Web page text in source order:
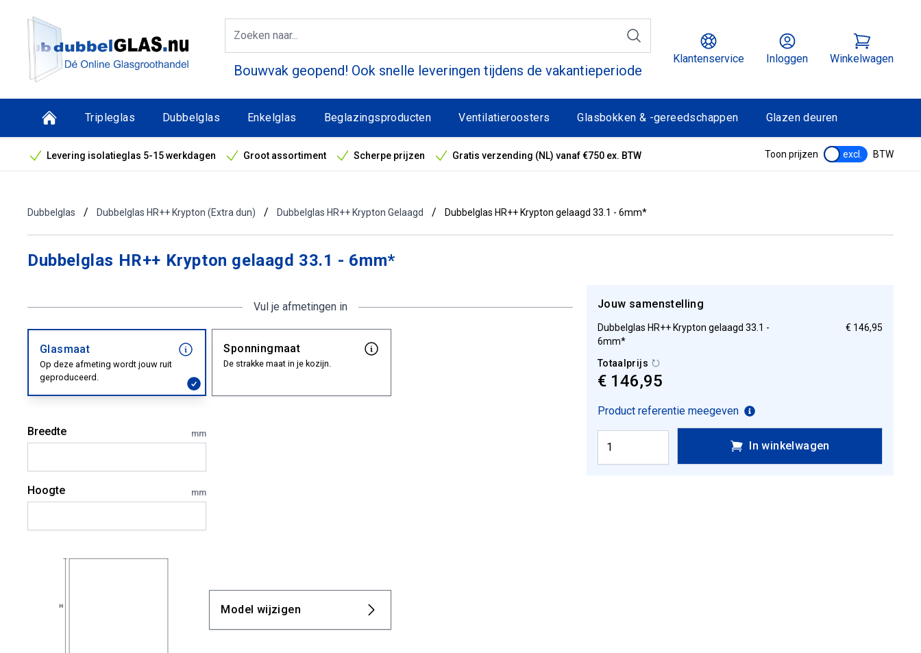
Bouwvak geopend! Ook snelle leveringen tijdens de vakantieperiode
Klantenservice Inloggen Winkelwagen
Tripleglas Dubbelglas Enkelglas Beglazingsproducten Ventilatieroosters Glasbokken & -gereedschappen Glazen deuren
Levering isolatieglas 5-15 werkdagen Groot assortiment Scherpe prijzen
Gratis verzending (NL) vanaf €750 ex. BTW
Bouwvak geopend! Óók snelle leveringen tijdens de vakantieperiode
Toon prijzen excl. BTW
Dubbelglas / Dubbelglas HR++ Krypton (Extra dun) / Dubbelglas HR++ Krypton Gelaagd / Dubbelglas HR++ Krypton gelaagd 33.1 - 6mm*
Dubbelglas HR++ Krypton gelaagd 33.1 - 6mm*
Vul je afmetingen in
Glasmaat
Op deze afmeting wordt jouw ruit
geproduceerd.
Sponningmaat
De strakke maat in je kozijn.
Breedte mm
Hoogte mm
Model wijzigen
Jouw samenstelling
Dubbelglas HR++ Krypton gelaagd 33.1 -
6mm*
€ 146,95
Totaalprijs
€ 146,95
Product referentie meegeven
In winkelwagen